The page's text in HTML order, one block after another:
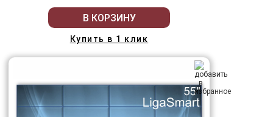
В КОРЗИНУ
Купить в 1 клик